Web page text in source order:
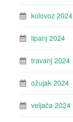
kolovoz 2024
lipanj 2024
travanj 2024
ožujak 2024
veljača 2024